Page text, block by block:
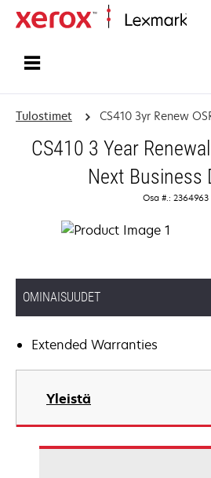
Tulostimet CS410 3yr Renew
CS410 3 Year
Next Business
Osa #.: 2364963
OMINAISUUDET
Extended Warranties
Yleistä